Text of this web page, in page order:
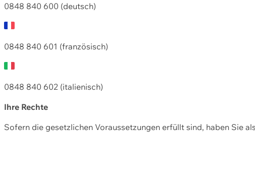
0848 840 600 (deutsch)
0848 840 601 (französisch)
0848 840 602 (italienisch)
Ihre Rechte
Sofern die gesetzlichen Voraussetzungen erfüllt sind, haben Sie